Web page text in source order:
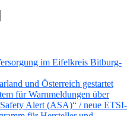
im Eifelkreis Bitburg-
und Österreich gestartet
für Warnmeldungen über
Alert (ASA)“ / neue ETSI-